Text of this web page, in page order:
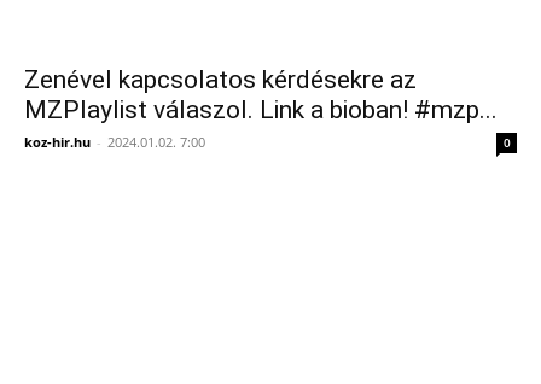
Zenével kapcsolatos kérdésekre az
MZPlaylist válaszol. Link a bioban! #mzp...
koz-hir.hu - 2024.01.02. 7:00 0